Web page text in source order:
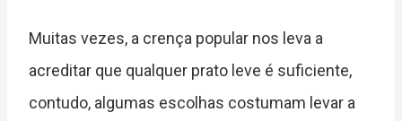
Muitas vezes, a crença popular nos leva a
acreditar que qualquer prato leve é suficiente,
contudo, algumas escolhas costumam levar a